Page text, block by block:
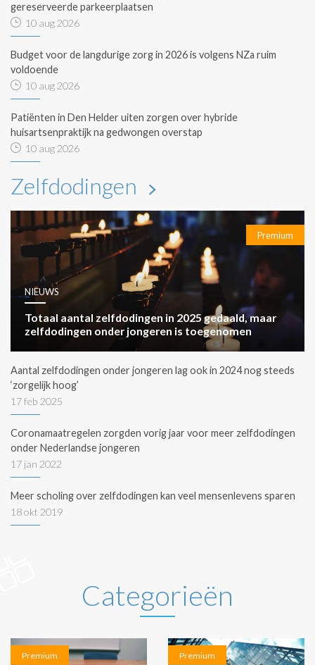
gereserveerde parkeerplaatsen
10 aug 2026
Budget voor de langdurige zorg in 2026 is volgens NZa ruim
voldoende
10 aug 2026
Patiënten in Den Helder uiten zorgen over hybride
huisartsenpraktijk na gedwongen overstap
10 aug 2026
Zelfdodingen
Premium
NIEUWS
Totaal aantal zelfdodingen in 2025 gedaald, maar
zelfdodingen onder jongeren is toegenomen
Aantal zelfdodingen onder jongeren lag ook in 2024 nog steeds
‘zorgelijk hoog’
17 feb 2025
Coronamaatregelen zorgden vorig jaar voor meer zelfdodingen
onder Nederlandse jongeren
17 jan 2022
Meer scholing over zelfdodingen kan veel mensenlevens sparen
18 okt 2019
Categorieën
Premium Premium